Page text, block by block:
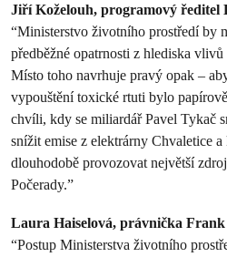
Jiří Koželouh, programový
“Ministerstvo životního prostředí by
předběžné opatrnosti z hlediska
Místo toho navrhuje pravý opak –
vypouštění toxické rtuti bylo
chvíli, kdy se miliardář Pavel Tykač
snížit emise z elektrárny Chvaletice
dlouhodobě provozovat největší
Počerady.”
Laura Haiselová, právnička
“Postup Ministerstva životního